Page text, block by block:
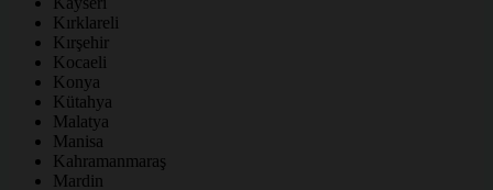
Kırklareli
Kırşehir
Kocaeli
Konya
Kütahya
Malatya
Manisa
Kahramanmaraş
Mardin